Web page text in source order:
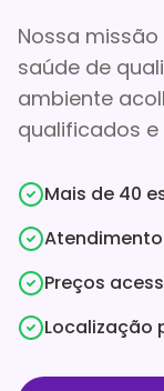
Nossa
saúde de
ambiente
qualificados
Mais de 40
Preços
Localização